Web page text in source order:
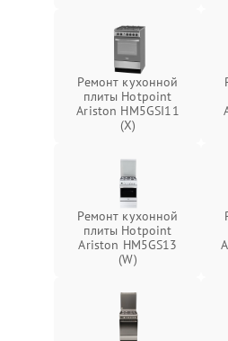
Ремонт кухонной
плиты Hotpoint
Ariston HM5GSI11
(X)
Ремонт кухонной
плиты Hotpoint
Ariston HM5GS13
(W)